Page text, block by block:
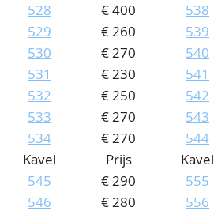
528
€ 400
529
€ 260
530
€ 270
531
€ 230
532
€ 250
533
€ 270
534
€ 270
538
539
540
541
542
543
544
Kavel
Prijs
545
€ 290
546
€ 280
Kavel
555
556